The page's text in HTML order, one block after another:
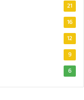
21
16
12
9
6